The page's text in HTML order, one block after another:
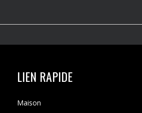
LIEN RAPIDE
Maison